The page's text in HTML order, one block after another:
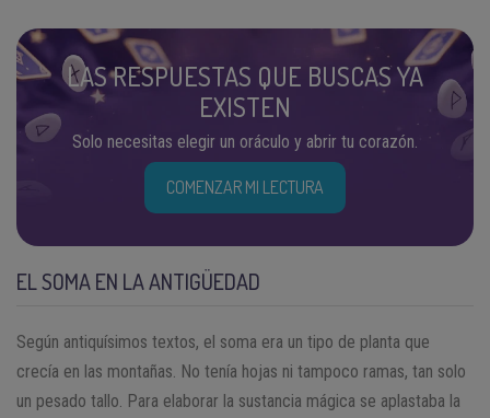
LAS RESPUESTAS QUE BUSCAS YA
EXISTEN
Solo necesitas elegir un oráculo y abrir tu corazón.
COMENZAR MI LECTURA
EL SOMA EN LA ANTIGÜEDAD
Según antiquísimos textos, el soma era un tipo de planta que
crecía en las montañas. No tenía hojas ni tampoco ramas, tan solo
un pesado tallo. Para elaborar la sustancia mágica se aplastaba la